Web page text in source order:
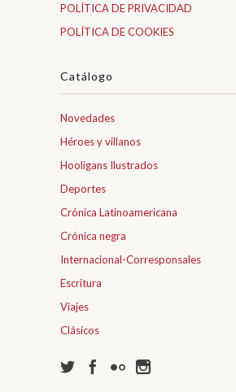
POLÍTICA DE PRIVACIDAD
POLÍTICA DE COOKIES
Catálogo
Novedades
Héroes y villanos
Hooligans Ilustrados
Deportes
Crónica Latinoamericana
Crónica negra
Internacional-Corresponsales
Escritura
Viajes
Clásicos